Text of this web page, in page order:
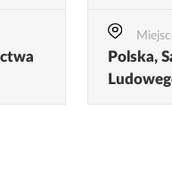
Polska,